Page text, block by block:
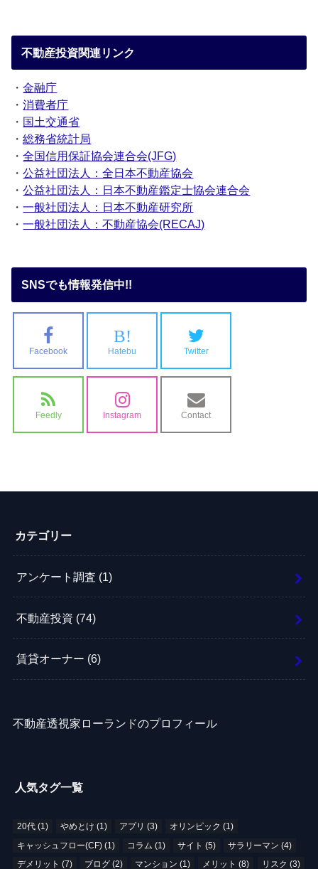
不動産投資関連リンク
・金融庁
・消費者庁
・ 国土交通省
・総務省統計局
・全国信用保証協会連合会(JFG)
・公益社団法人：全日本不動産協会
・公益社団法人：日本不動産鑑定士協会連合会
・一般社団法人：日本不動産研究所
・一般社団法人：不動産協会(RECAJ)
SNSでも情報発信中!!
Facebook
B!
Hatebu Twitter
Feedly Instagram Contact
カテゴリー
アンケート調査 (1)
不動産投資 (74)
賃貸オーナー (6)
不動産透視家ローランドのプロフィール
人気タグ一覧
20代(1) やめとけ (1) アプリ (3) オリンピック (1)
キャッシュフロー(CF)(1) コラム (1) サイト (5) サラリーマン (4)
デメリット (7) ブログ (2) マンション (1) メリット (8) リスク (3)